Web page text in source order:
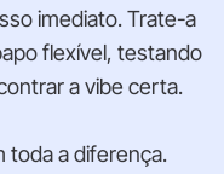
imediato. Trate-a
flexível, testando
a vibe certa.
toda a diferença.